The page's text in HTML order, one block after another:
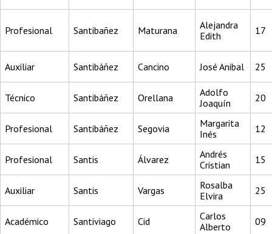
Profesional Santibañez Maturana
Alejandra
Edith
17
Auxiliar Santibáñez Cancino José Anibal 25
Técnico Santibáñez Orellana
Adolfo
Joaquín
20
Profesional Santibáñez Segovia
Margarita
Inés
12
Profesional Santis Álvarez
Andrés
Cristian
15
Auxiliar Santis Vargas
Rosalba
Elvira
25
Académico Santiviago Cid
Carlos
Alberto
09